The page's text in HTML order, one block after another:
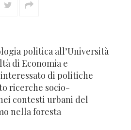
politica all’Università
di Economia e
di politiche
ricerche socio-
contesti urbani del
nella foresta